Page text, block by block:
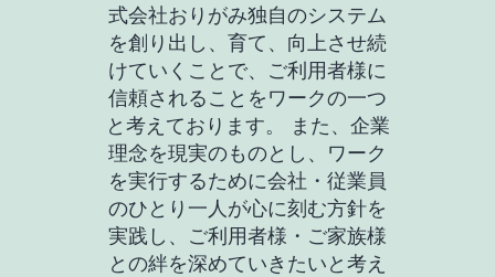
式会社おりがみ独自のシステム
を創り出し、育て、向上させ続
けていくことで、ご利用者様に
信頼されることをワークの一つ
と考えております。 また、企業
理念を現実のものとし、ワーク
を実行するために会社・従業員
のひとり一人が心に刻む方針を
実践し、ご利用者様・ご家族様
との絆を深めていきたいと考え